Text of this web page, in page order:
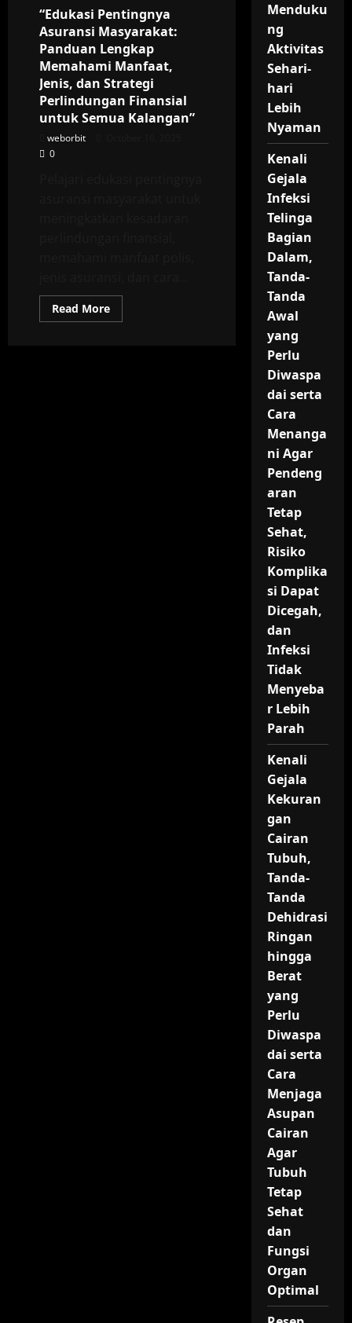
Asuransi:
Panduan
Lengkap
Mengetahui
Aturan,
Kepatuhan,
dan
Perlindungan
Konsumen
di
Sektor
“Edukasi Pentingnya
Asuransi Masyarakat:
Panduan Lengkap
Memahami Manfaat,
Jenis, dan Strategi
Perlindungan Finansial
untuk Semua Kalangan”
weborbit
0
Read MoreRead
more
Menduku
ng
Aktivitas
Sehari-
hari
Lebih
Nyaman
Kenali
Gejala
Infeksi
Telinga
Bagian
Dalam,
Tanda-
Tanda
Awal
yang
Perlu
Diwaspa
dai serta
Cara
Menanga
ni Agar
Pendeng
aran
Tetap
Sehat,
Risiko
Komplika
si Dapat
Dicegah,
dan
Infeksi
Tidak
Menyeba
r Lebih
Parah
Kenali
Gejala
Kekuran
gan
Cairan
Tubuh,
Tanda-
Tanda
Dehidrasi
Ringan
hingga
Berat
yang
Perlu
Diwaspa
dai serta
Cara
Menjaga
Asupan
Cairan
Agar
Tubuh
Tetap
Sehat
dan
Fungsi
Organ
Optimal